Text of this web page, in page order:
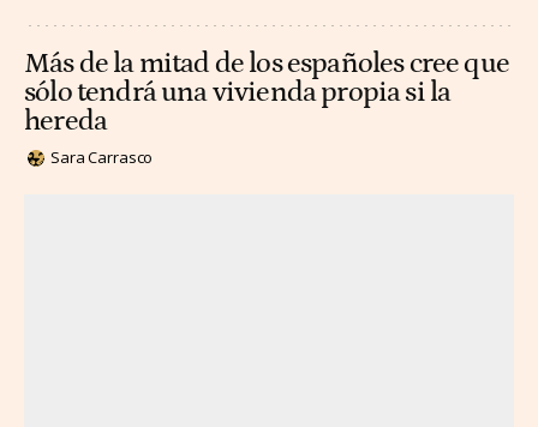
Más de la mitad de los españoles cree que
sólo tendrá una vivienda propia si la
hereda
Sara Carrasco